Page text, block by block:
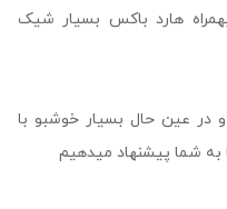
هارد باکس بسیار شیک
در عین حال بسیار خوشبو با
شما پیشنهاد میدهیم